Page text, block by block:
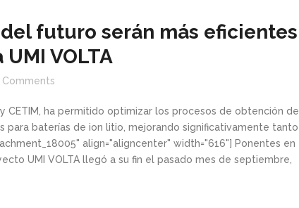
futuro serán más eficientes
VOLTA
Comments
ha permitido optimizar los procesos de obtención de
para baterías de ion litio, mejorando significativamente tanto
align="aligncenter" width="616"] Ponentes en
UMI VOLTA llegó a su fin el pasado mes de septiembre,